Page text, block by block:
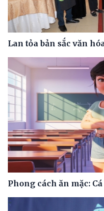
Lan tỏa bản sắc văn
Phong cách ăn mặc: